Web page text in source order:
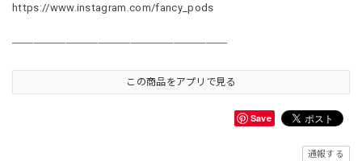
https://www.instagram.com/fancy_pods
この商品をアプリで見る
Save
通報する